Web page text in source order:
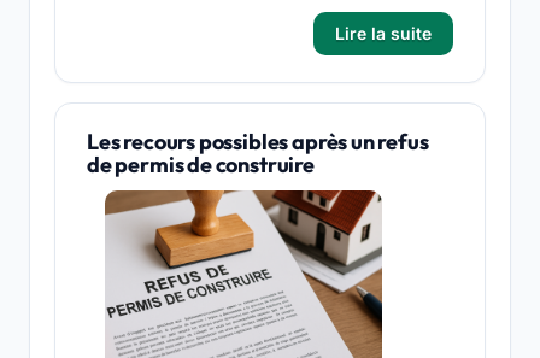
Lire la suite
Les recours possibles après un refus
de permis de construire